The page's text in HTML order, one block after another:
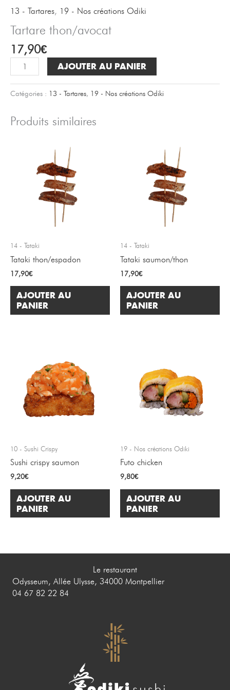
13 - Tartares, 19 - Nos créations Odiki
Tartare thon/avocat
17,90€
quantité
de
Tartare
thon/avocat
AJOUTER AU PANIER
Catégories : 13 - Tartares, 19 - Nos créations Odiki
Produits similaires
14 - Tataki
Tataki thon/espadon
17,90€
AJOUTER AU
PANIER
14 - Tataki
Tataki saumon/thon
17,90€
AJOUTER AU
PANIER
10 - Sushi Crispy
Sushi crispy saumon
9,20€
AJOUTER AU
PANIER
19 - Nos créations Odiki
Futo chicken
9,80€
AJOUTER AU
PANIER
Le restaurant
Odysseum, Allée Ulysse, 34000 Montpellier
04 67 82 22 84